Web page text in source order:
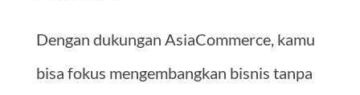
Dengan dukungan AsiaCommerce, kamu
bisa fokus mengembangkan bisnis tanpa